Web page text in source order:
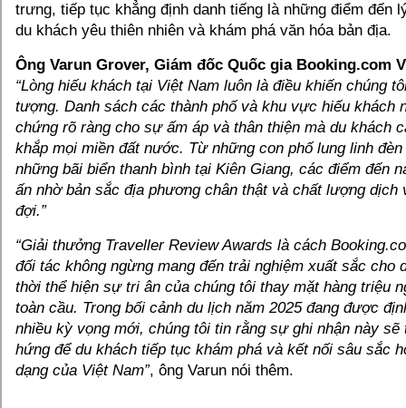
trưng, tiếp tục khẳng định danh tiếng là những điểm đến
du khách yêu thiên nhiên và khám phá văn hóa bản địa.
Ông Varun Grover, Giám đốc Quốc gia Booking.com
“Lòng hiếu khách tại Việt Nam luôn là điều khiến chúng
tượng. Danh sách các thành phố và khu vực hiếu khách
chứng rõ ràng cho sự ấm áp và thân thiện mà du khách
khắp mọi miền đất nước. Từ những con phố lung linh
những bãi biển thanh bình tại Kiên Giang, các điểm đến
ấn nhờ bản sắc địa phương chân thật và chất lượng dịch
đợi.”
“Giải thưởng Traveller Review Awards là cách
đối tác không ngừng mang đến trải nghiệm xuất sắc cho
thời thể hiện sự tri ân của chúng tôi thay mặt hàng triệu
toàn cầu. Trong bối cảnh du lịch năm 2025 đang được
nhiều kỳ vọng mới, chúng tôi tin rằng sự ghi nhận này sẽ
hứng để du khách tiếp tục khám phá và kết nối sâu sắc
dạng của Việt Nam”, ông Varun nói thêm.